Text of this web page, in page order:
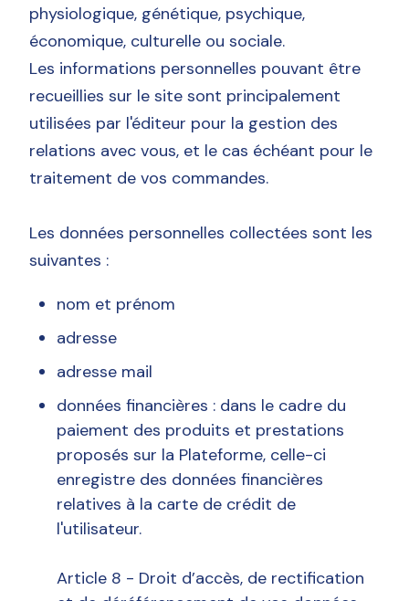
physiologique, génétique, psychique,
économique, culturelle ou sociale.
Les informations personnelles pouvant être
recueillies sur le site sont principalement
utilisées par l'éditeur pour la gestion des
relations avec vous, et le cas échéant pour le
traitement de vos commandes.
Les données personnelles collectées sont les
suivantes :
nom et prénom
adresse
adresse mail
données financières : dans le cadre du
paiement des produits et prestations
proposés sur la Plateforme, celle-ci
enregistre des données financières
relatives à la carte de crédit de
l'utilisateur.
Article 8 - Droit d’accès, de rectification